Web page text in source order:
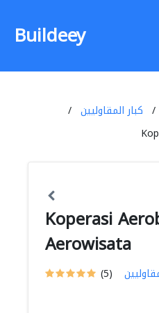
Buildeey
كبار المقاوليين
Koperasi
Aerowisata
(5)